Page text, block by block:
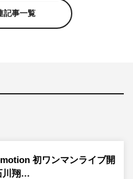
のティーンが「自分に合
アップしている。
ンのヒップに合わせた、く
こそ伝えられることがた
Teen”の下着の魅力を
記事一覧
初ワンマンライブ開
川翔…